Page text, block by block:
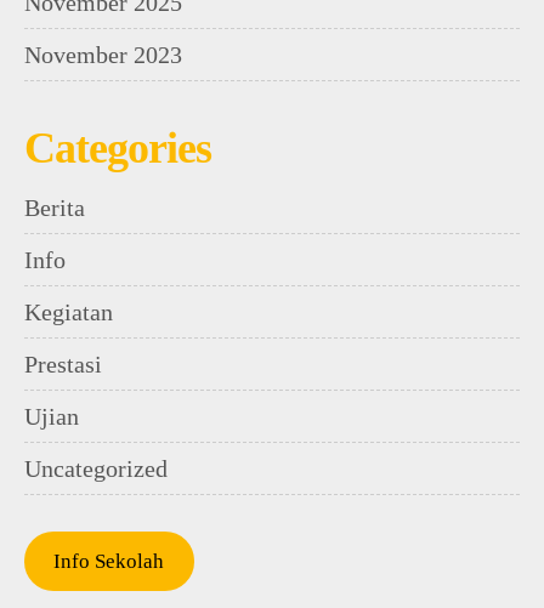
November 2023
Categories
Berita
Info
Kegiatan
Prestasi
Ujian
Uncategorized
Info Sekolah